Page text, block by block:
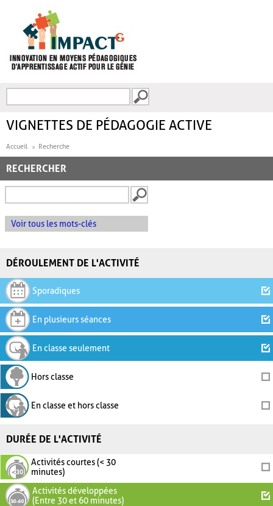
FORMULAIRE DE
VIGNETTES DE PÉDAGOGIE ACTIVE
Accueil Recherche
RECHERCHER
Voir tous les mots-clés
DÉROULEMENT DE L'ACTIVITÉ
Sporadiques
En plusieurs séances
En classe seulement
Hors classe
En classe et hors classe
DURÉE DE L'ACTIVITÉ
Activités courtes (< 30
minutes)
Activités développées
(Entre 30 et 60 minutes)